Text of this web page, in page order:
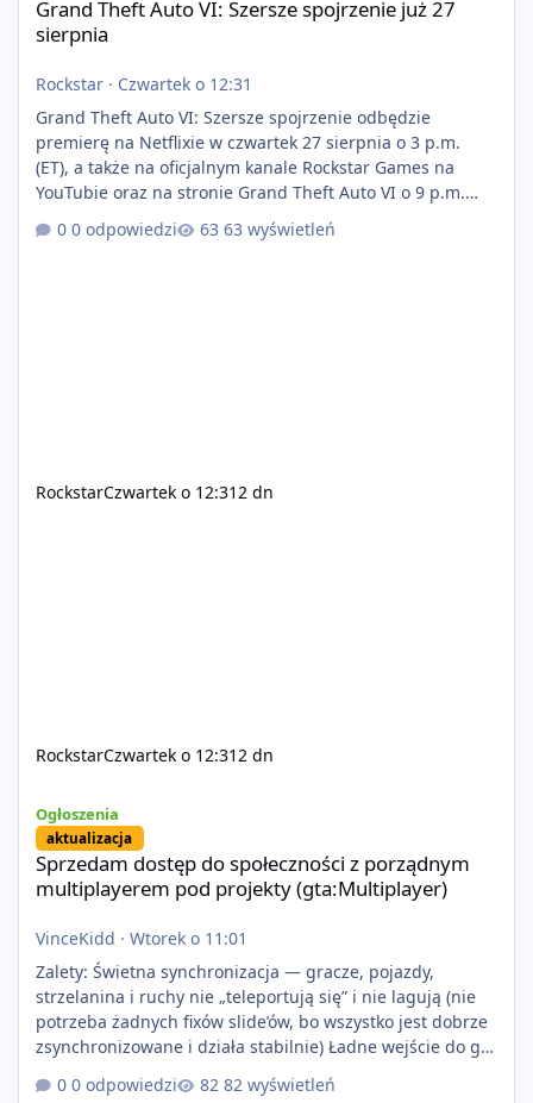
Grand Theft Auto VI: Szersze spojrzenie już 27
sierpnia
Rockstar · Czwartek o 12:31
Grand Theft Auto VI: Szersze spojrzenie odbędzie
premierę na Netflixie w czwartek 27 sierpnia o 3 p.m.
(ET), a także na oficjalnym kanale Rockstar Games na
YouTubie oraz na stronie Grand Theft Auto VI o 9 p.m.
(ET) 27 sierpnia. https://netflix.com/GTAVI Grand Theft
Auto VI będzie dostępne 19 listopada na PlayStation 5
0 odpowiedzi 63 wyświetleń
RockstarCzwartek o 12:312 dn
RockstarCzwartek o 12:312 dn
Ogłoszenia
aktualizacja
Sprzedam dostęp do społeczności z porządnym
multiplayerem pod projekty (gta:Multiplayer)
VinceKidd · Wtorek o 11:01
Zalety: Świetna synchronizacja — gracze, pojazdy,
strzelanina i ruchy nie „teleportują się” i nie lagują (nie
potrzeba żadnych fixów slide’ów, bo wszystko jest dobrze
zsynchronizowane i działa stabilnie) Ładne wejście do gry
+ solidny antycheat na poziomie multiplayera Wygodne
pisanie własnych modów i skryptów (wsparcie C# / JS /
0 odpowiedzi 82 wyświetleń